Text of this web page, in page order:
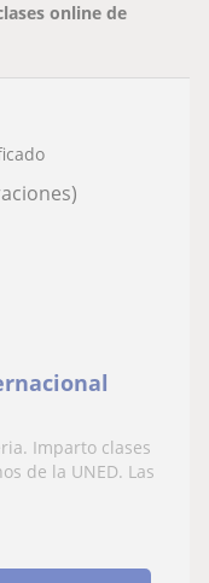
online de
Imparto clases
de la UNED. Las